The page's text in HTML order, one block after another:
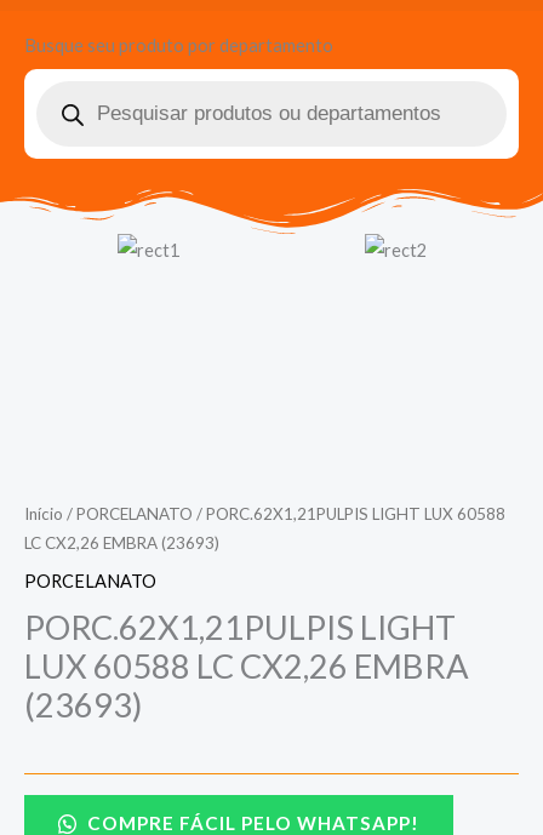
Busque seu produto por departamento
Pesquisar
Início /PORCELANATO / PORC.62X1,21PULPIS LIGHT LUX 60588
LC CX2,26 EMBRA (23693)
PORCELANATO
PORC.62X1,21PULPIS LIGHT
LUX 60588 LC CX2,26 EMBRA
(23693)
COMPRE FÁCIL PELO WHATSAPP!